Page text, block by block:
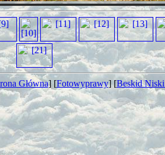
Główna] [Fotowyprawy] [Beskid